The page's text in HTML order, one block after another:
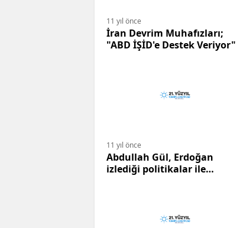
11 yıl önce
İran Devrim Muhafızları;
"ABD İŞİD'e Destek Veriyor"
11 yıl önce
Abdullah Gül, Erdoğan
izlediği politikalar ile